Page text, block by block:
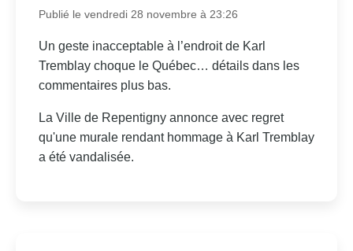
Publié le vendredi 28 novembre à 23:26
Un geste inacceptable à l’endroit de Karl
Tremblay choque le Québec… détails dans les
commentaires plus bas.
La Ville de Repentigny annonce avec regret
qu'une murale rendant hommage à Karl Tremblay
a été vandalisée.